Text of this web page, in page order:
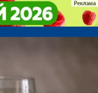
как
день 2025 года
как
день 2025 года